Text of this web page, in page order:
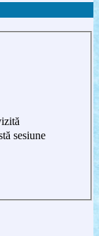
sesiune